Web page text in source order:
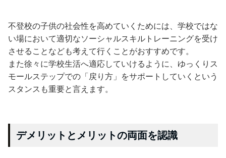
不登校の子供の社会性を高めていくためには、学校ではな
い場において適切なソーシャルスキルトレーニングを受け
させることなども考えて行くことがおすすめです。
また徐々に学校生活へ適応していけるように、ゆっくりス
モールステップでの「戻り方」をサポートしていくという
スタンスも重要と言えます。
デメリットとメリットの両面を認識